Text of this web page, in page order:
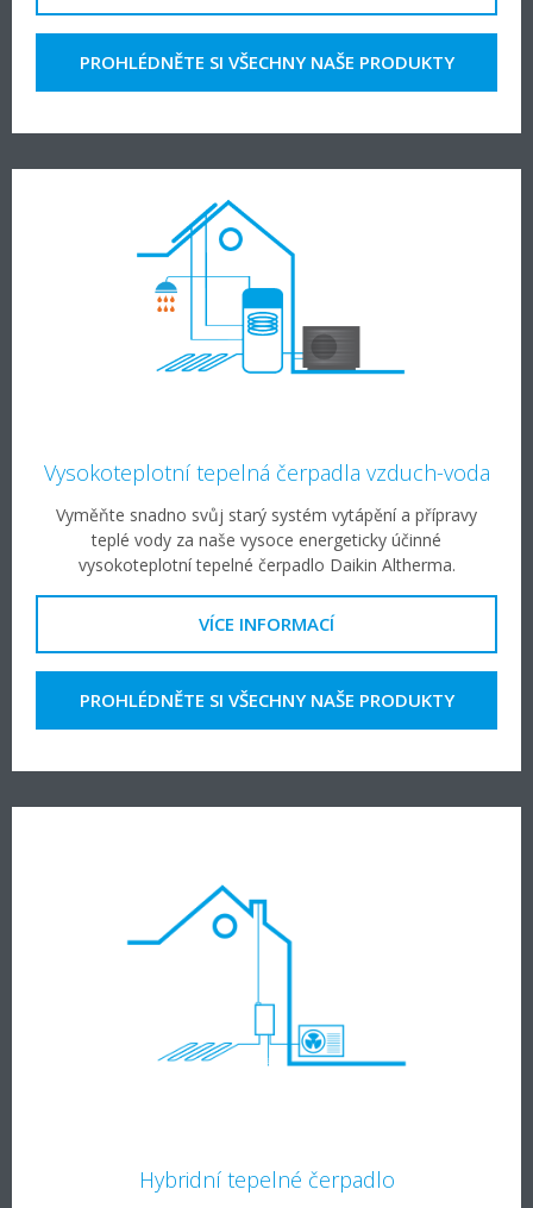
PROHLÉDNĚTE SI VŠECHNY NAŠE PRODUKTY
Vysokoteplotní tepelná čerpadla vzduch-voda
Vyměňte snadno svůj starý systém vytápění a přípravy
teplé vody za naše vysoce energeticky účinné
vysokoteplotní tepelné čerpadlo Daikin Altherma.
VÍCE INFORMACÍ
PROHLÉDNĚTE SI VŠECHNY NAŠE PRODUKTY
Hybridní tepelné čerpadlo